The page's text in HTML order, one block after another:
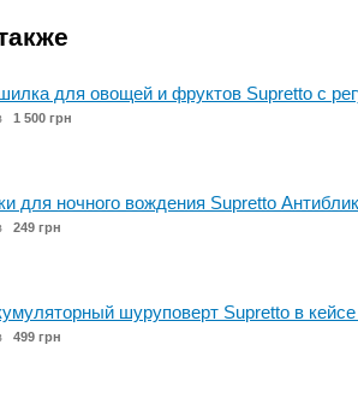
для овощей и фруктов Supretto с
1 500 грн
для ночного вождения Supretto
249 грн
шуруповерт Supretto в
499 грн